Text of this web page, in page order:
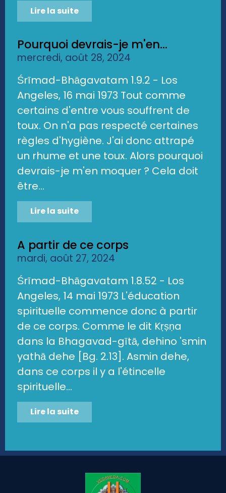
Lire la suite
Pourquoi devrais-je m'en...
mercredi, août 28, 2024
Śrīmad-Bhāgavatam 1.9.2 - Los
Angeles, 16 mai 1973 Tout comme
certains d'entre vous souffrent de
toux. On n'a pas respecté certaines
règles d'hygiène. J'ai donc attrapé
un rhume et une toux. Alors pourquoi
devrais-je m'en moquer ? Cela doit
être...
Lire la suite
A partir de ce corps
mardi, août 27, 2024
Śrīmad-Bhāgavatam 1.8.52 - Los
Angeles, 14 mai 1973 L'éducation
spirituelle commence donc à partir
de ce corps. Comme le dit Kṛṣṇa
dans la Bhagavad-gītā, dehino 'smin
yathā dehe [Bg. 2.13]. Asmin dehe,
dans ce corps il y a l'étincelle
spirituelle...
Lire la suite